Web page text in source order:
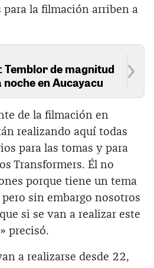
la filmación arriben a
Temblor de magnitud
en Aucayacu
de la filmación en
realizando aquí todas
para las tomas y para
Transformers. Él no
porque tiene un tema
sin embargo nosotros
si se van a realizar este
precisó.
a realizarse desde 22,